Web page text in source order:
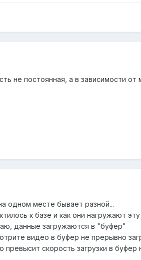
не постоянная, а в зависимости от
одном месте бывает разной...
к базе и как они нагружают эту
данные загружаются в "буфер"
видео в буфер не прерывно
скорость загрузки в буфер